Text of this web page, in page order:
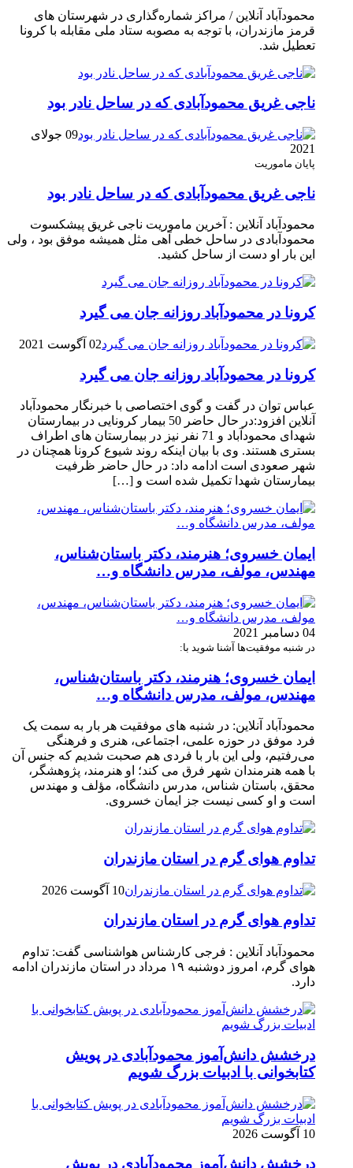
محمودآباد آنلاین / مراکز شماره‌گذاری در شهر‌ستان های
قرمز مازندران، با توجه به مصوبه ستاد ملی مقابله با کرونا
تعطیل شد.
ناجی غریق محمودآبادی که در ساحل نادر بود
09 جولای
2021
پایان ماموریت
ناجی غریق محمودآبادی که در ساحل نادر بود
محمودآباد آنلاین : آخرین ماموریت ناجی غریق پیشکسوت
محمودآبادی در ساحل خطی آهی مثل همیشه موفق بود ، ولی
این بار او دست از ساحل کشید.
کرونا در محمودآباد روزانه جان می گیرد
02 آگوست 2021
کرونا در محمودآباد روزانه جان می گیرد
عباس توان در گفت و گوی اختصاصی با خبرنگار محمودآباد
آنلاین افزود:در حال حاضر 50 بیمار کرونایی در بیمارستان
شهدای محمودآباد و 71 نفر نیز در بیمارستان های اطراف
بستری هستند. وی با بیان اینکه روند شیوع کرونا همچنان در
شهر صعودی است ادامه داد: در حال حاضر ظرفیت
بیمارستان شهدا تکمیل شده است و […]
ایمان خسروی؛ هنرمند، دکتر باستان‌شناس،
مهندس، مولف، مدرس دانشگاه و…
04 دسامبر 2021
در شنبه موفقیت‌ها آشنا شوید با:
ایمان خسروی؛ هنرمند، دکتر باستان‌شناس،
مهندس، مولف، مدرس دانشگاه و…
محمودآباد آنلاین: در شنبه های موفقیت هر بار به سمت یک
فرد موفق در حوزه علمی، اجتماعی، هنری و فرهنگی
می‌رفتیم، ولی این بار با فردی هم صحبت شدیم که جنس آن
با همه هنرمندان شهر فرق می کند؛ او هنرمند، پژوهشگر،
محقق، باستان شناس، مدرس دانشگاه، مؤلف و مهندس
است و او کسی نیست جز ایمان خسروی.
تداوم هوای گرم در استان مازندران
10 آگوست 2026
تداوم هوای گرم در استان مازندران
محمودآباد آنلاین : فرجی کارشناس هواشناسی گفت: تداوم
هوای گرم، امروز دوشنبه ۱۹ مرداد در استان مازندران ادامه
دارد.
درخشش دانش‌آموز محمودآبادی در پویش
کتابخوانی با ادبیات بزرگ شویم
10 آگوست 2026
درخشش دانش‌آموز محمودآبادی در پویش